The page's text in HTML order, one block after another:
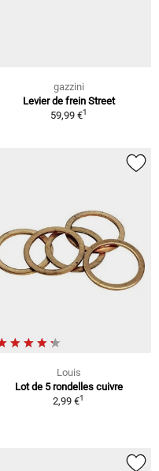
gazzini
Levier de frein Street
59,99 €1
Louis
Lot de 5 rondelles cuivre
2,99 €1